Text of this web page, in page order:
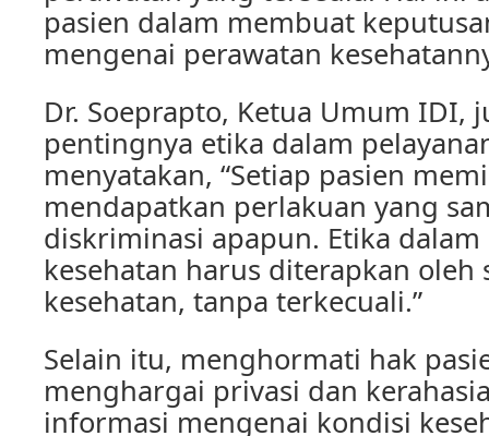
pasien dalam membuat
mengenai perawatan
Dr. Soeprapto, Ketua Umum IDI,
pentingnya etika dalam
menyatakan, “Setiap pasien
mendapatkan perlakuan yang
diskriminasi apapun. Etika dalam
kesehatan harus diterapkan oleh
kesehatan, tanpa terkecuali.”
Selain itu, menghormati hak
menghargai privasi dan
informasi mengenai kondisi